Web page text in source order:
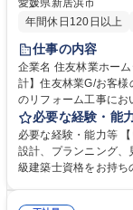
愛媛県新居浜市
年間休日120日以上
仕事の内容
企業名 住友林業ホームテック株式会社 求
計】住友林業G/お客様の夢を形にす
のリフォーム工事に
し、プランニングから
担当していただきます。 【具体的には】「住友林業の家」のオーナ
社内の顧客データやメ
交換や内装、外装など
必要な経験・能
必要な経験・能力等
設計、プランニング
級建築士資格をお持ちの方 【研修】入社後は配属先にてOJT